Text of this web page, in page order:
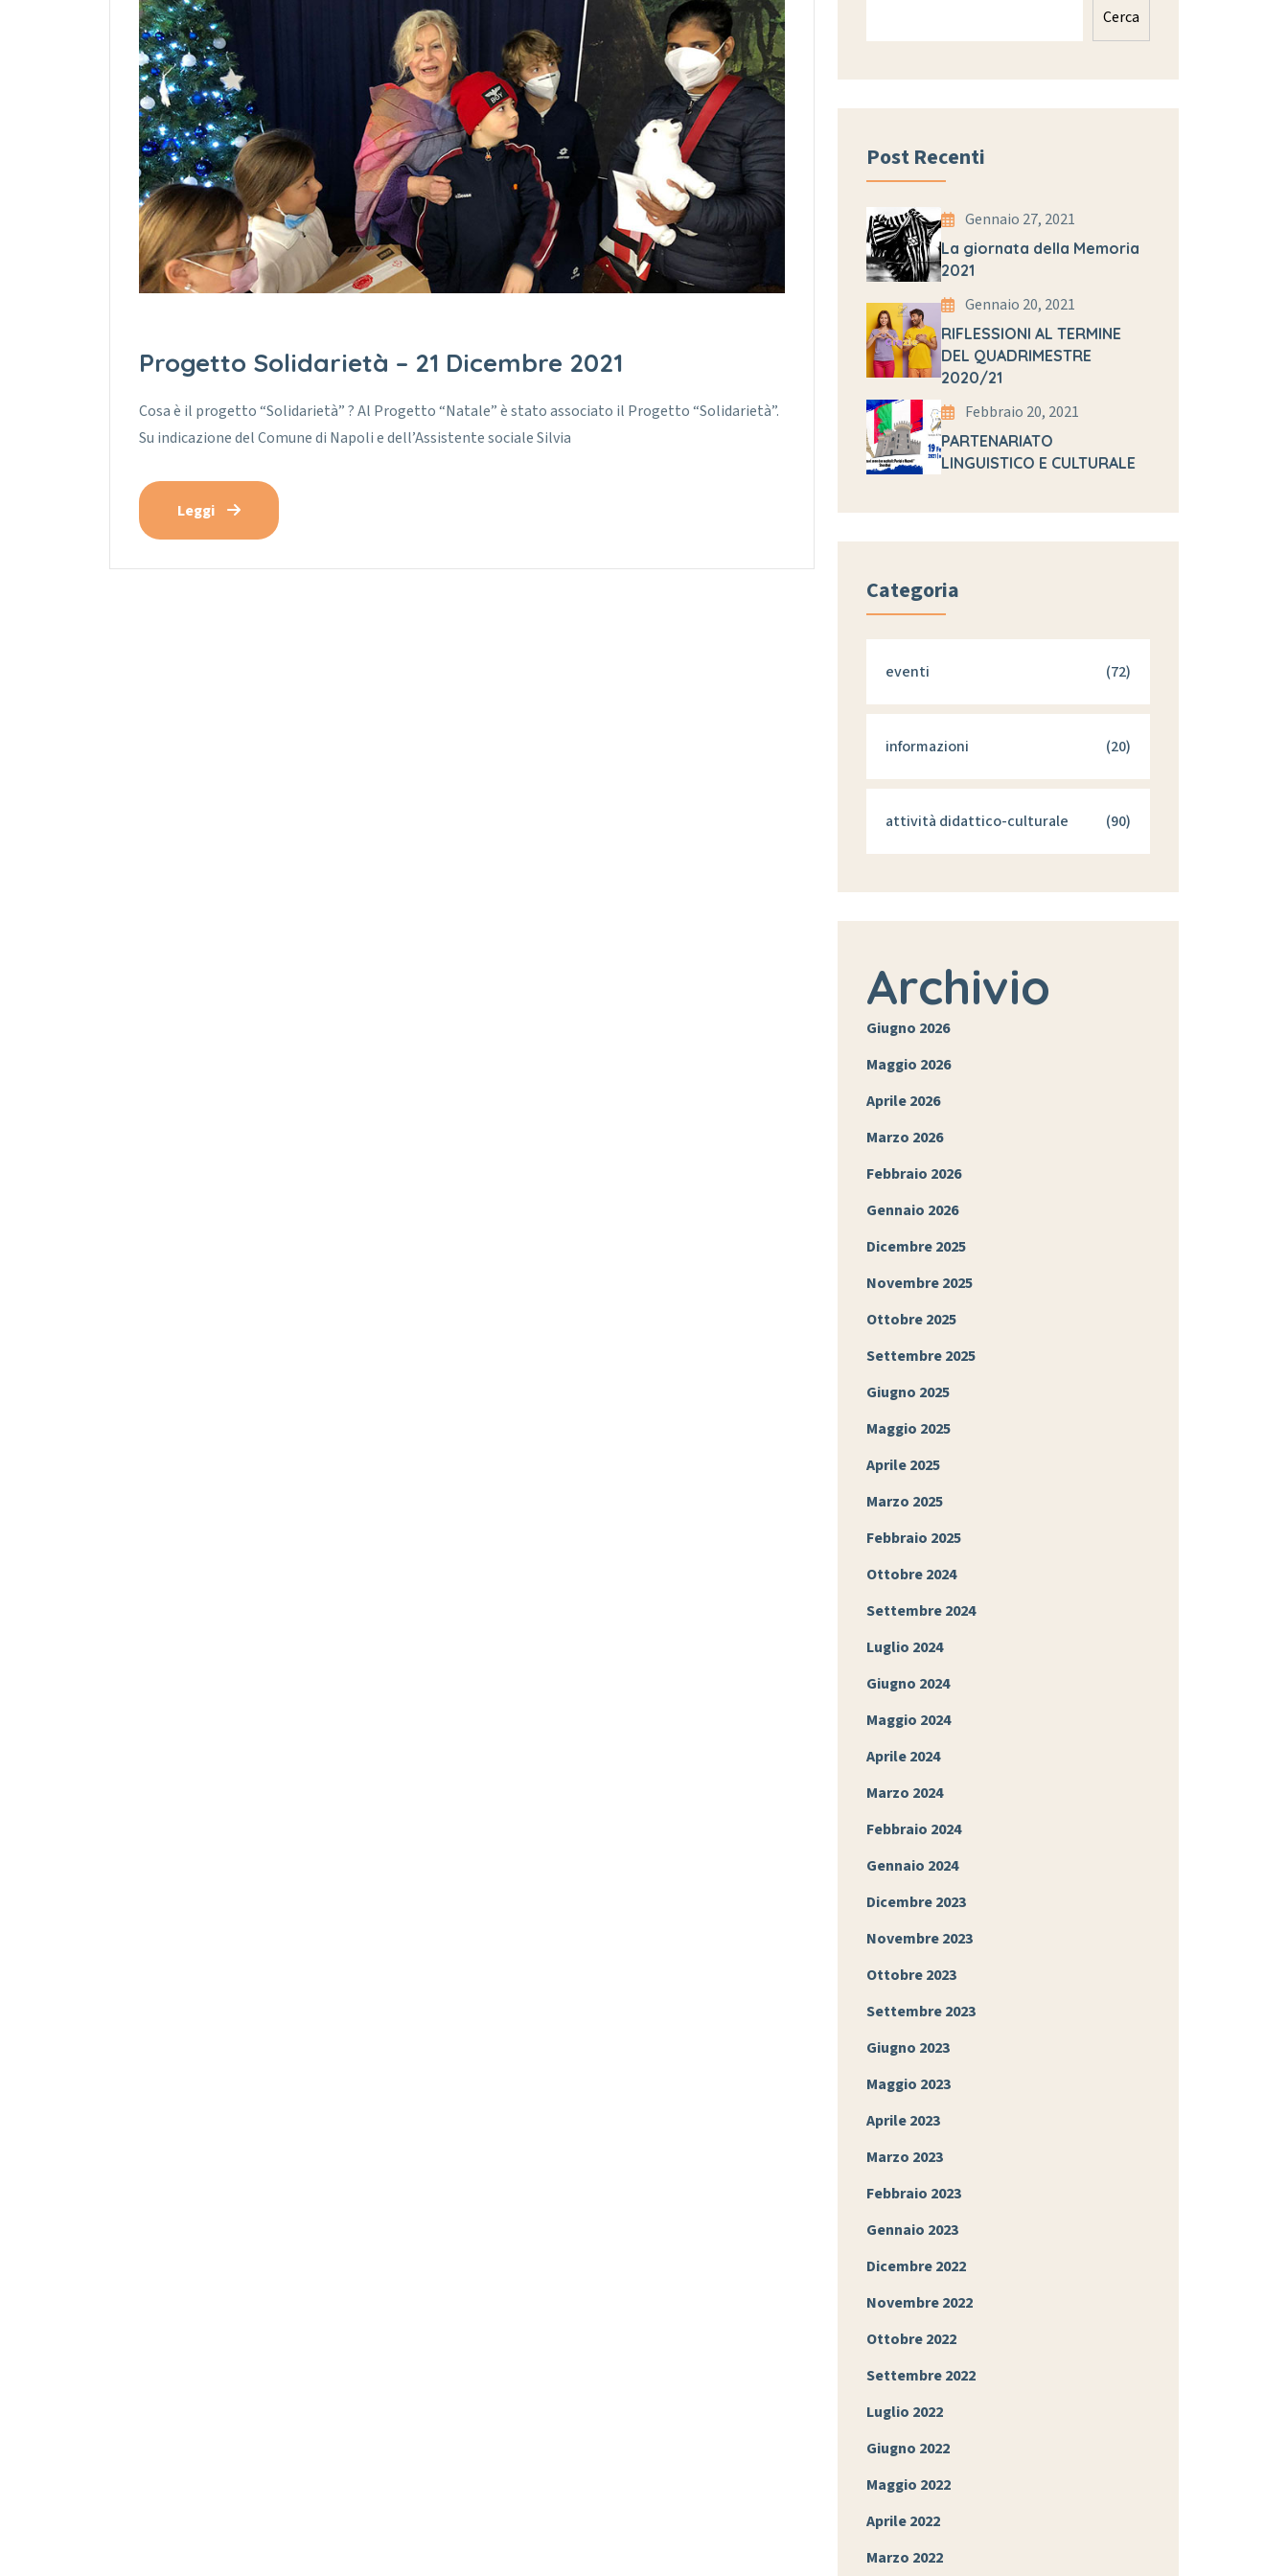
Progetto Solidarietà – 21 Dicembre 2021
Cosa è il progetto “Solidarietà” ? Al Progetto “Natale” è stato associato il Progetto “Solidarietà”.
Su indicazione del Comune di Napoli e dell’Assistente sociale Silvia
Leggi
Cerca
Post Recenti
Gennaio 27, 2021
La giornata della Memoria
2021
Gennaio 20, 2021
RIFLESSIONI AL TERMINE
DEL QUADRIMESTRE
2020/21
Febbraio 20, 2021
PARTENARIATO
LINGUISTICO E CULTURALE
Categoria
eventi (72)
informazioni (20)
attività didattico-culturale (90)
Archivio
Giugno 2026
Maggio 2026
Aprile 2026
Marzo 2026
Febbraio 2026
Gennaio 2026
Dicembre 2025
Novembre 2025
Ottobre 2025
Settembre 2025
Giugno 2025
Maggio 2025
Aprile 2025
Marzo 2025
Febbraio 2025
Ottobre 2024
Settembre 2024
Luglio 2024
Giugno 2024
Maggio 2024
Aprile 2024
Marzo 2024
Febbraio 2024
Gennaio 2024
Dicembre 2023
Novembre 2023
Ottobre 2023
Settembre 2023
Giugno 2023
Maggio 2023
Aprile 2023
Marzo 2023
Febbraio 2023
Gennaio 2023
Dicembre 2022
Novembre 2022
Ottobre 2022
Settembre 2022
Luglio 2022
Giugno 2022
Maggio 2022
Aprile 2022
Marzo 2022